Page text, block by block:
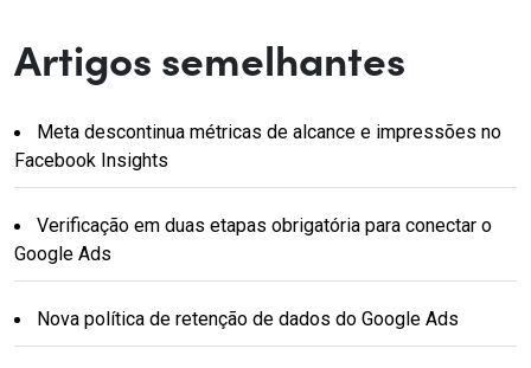
Artigos semelhantes
Meta descontinua métricas de alcance e impressões no
Facebook Insights
Verificação em duas etapas obrigatória para conectar o
Google Ads
Nova política de retenção de dados do Google Ads